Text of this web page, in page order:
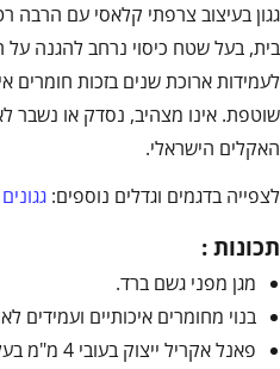
גגון בעיצוב צרפתי קלאסי עם הרבה
בית, בעל שטח כיסוי נרחב להגנה על
לעמידות ארוכת שנים בזכות חומרים
שוטפת. אינו מצהיב, נסדק או נשבר
האקלים הישראלי.
לצפייה בדגמים וגדלים נוספים:
תכונות :
מגן מפני גשם ברד.
בנוי מחומרים איכותיים ועמידים
פאנל אקריל